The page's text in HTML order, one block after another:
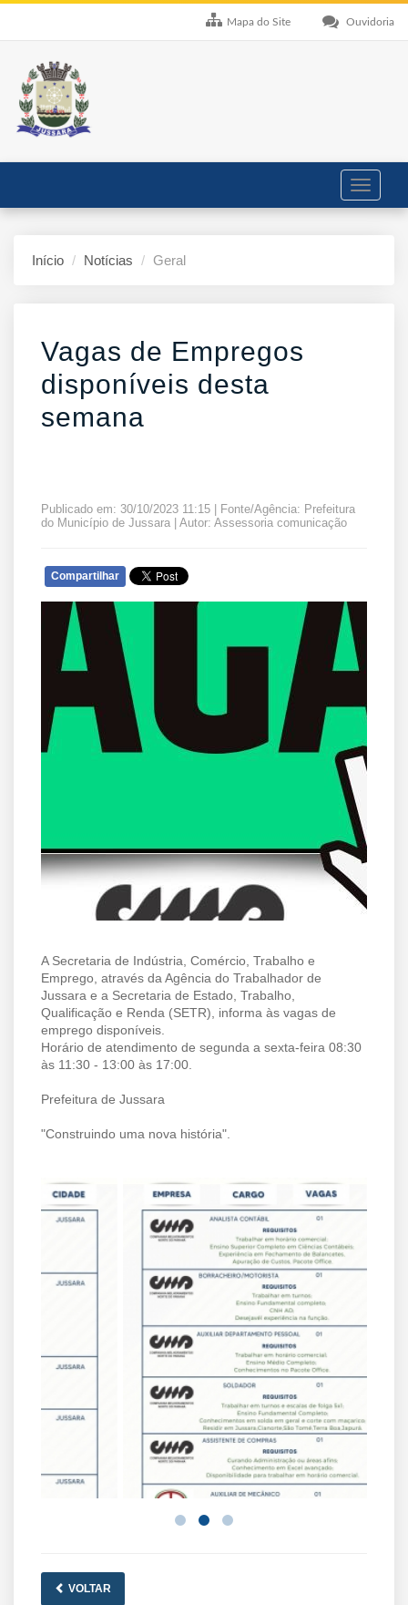
Ouvidoria
Mapa do Site
Toggle
Início Notícias Geral
Vagas de Empregos
disponíveis desta
semana
Publicado em: 30/10/2023 11:15 | Fonte/Agência: Prefeitura
do Município de Jussara | Autor: Assessoria comunicação
Compartilhar
A Secretaria de Indústria, Comércio, Trabalho e
Emprego, através da Agência do Trabalhador de
Jussara e a Secretaria de Estado, Trabalho,
Qualificação e Renda (SETR), informa às vagas de
emprego disponíveis.
Horário de atendimento de segunda a sexta-feira 08:30
às 11:30 - 13:00 às 17:00.
Prefeitura de Jussara
"Construindo uma nova história".
VOLTAR